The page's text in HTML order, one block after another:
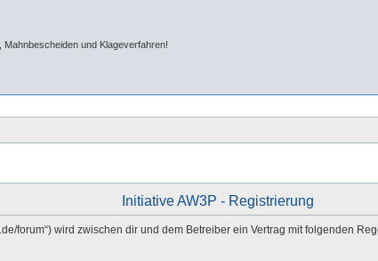
Mahnbescheiden und Klageverfahren!
Initiative AW3P - Registrierung
forum“) wird zwischen dir und dem Betreiber ein Vertrag mit folgenden